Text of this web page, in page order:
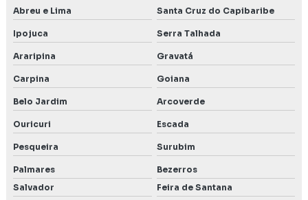
Abreu e Lima Santa Cruz do Capibaribe
Ipojuca Serra Talhada
Araripina Gravatá
Carpina Goiana
Belo Jardim Arcoverde
Ouricuri Escada
Pesqueira Surubim
Palmares
Bezerros
Salvador
Feira de Santana